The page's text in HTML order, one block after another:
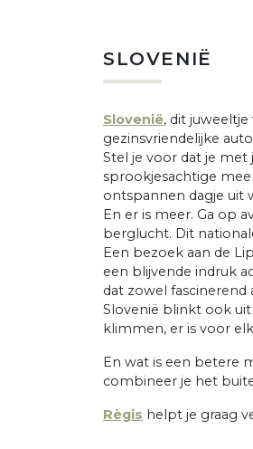
SLOVENIË
Slovenië, dit
gezinsvriendelijke
Stel je voor dat je
sprookjesachtige
ontspannen dagje uit
En er is meer. Ga op
berglucht. Dit
Een bezoek aan de
een blijvende indruk
dat zowel fascinerend
Slovenië blinkt ook
klimmen, er is voor
En wat is een betere
combineer je het
Règis helpt je graag